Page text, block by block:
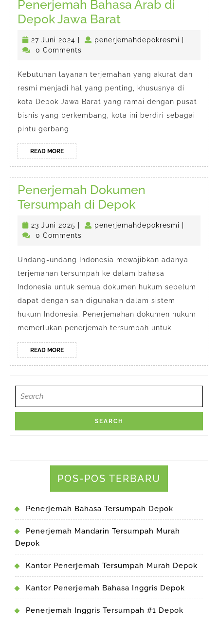
Penerjemah Bahasa Arab di
Depok Jawa BaratPenerjemah
Bahasa
Arab
Depok
Jawa
Barat
27 Juni 2024 27
Juni
penerjemahdepokresmi
0 Comments
Kebutuhan layanan terjemahan yang akurat dan
resmi menjadi hal yang penting, khususnya di
kota Depok Jawa Barat yang ramai dengan pusat
bisnis yang berkembang, kota ini berdiri sebagai
pintu gerbang
READ MOREREAD
MORE
Penerjemah Dokumen
Tersumpah di DepokPenerjemah
Dokumen
Tersumpah
Depok
23 Juni 2025 23
Juni
penerjemahdepokresmi
0 Comments
Undang-undang Indonesia mewajibkan adanya
terjemahan tersumpah ke dalam bahasa
Indonesia untuk semua dokumen hukum sebelum
dapat dengan sah digunakan dalam sistem
hukum Indonesia. Penerjemahan dokumen hukum
memerlukan penerjemah tersumpah untuk
READ MOREREAD
MORE
for:
POS-POS TERBARU
Penerjemah Bahasa Tersumpah Depok
Penerjemah Mandarin Tersumpah Murah
Depok
Kantor Penerjemah Tersumpah Murah Depok
Kantor Penerjemah Bahasa Inggris Depok
Penerjemah Inggris Tersumpah #1 Depok